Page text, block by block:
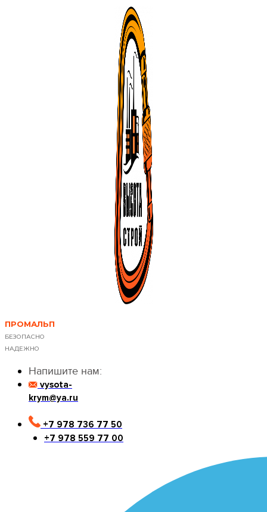
ПРОМАЛЬП
БЕЗОПАСНО
НАДЕЖНО
Напишите нам:
vysota-
krym@ya.ru
+7 978 736 77 50
+7 978 559 77 00